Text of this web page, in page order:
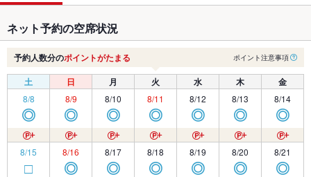
ネット予約の空席状況
予約人数分のポイントがたまる ポイント注意事項
土 日 月 火 水 木 金
8/8
◎
8/9
◎
8/10
◎
8/11
◎
8/12
◎
8/13
◎
8/14
◎
8/15
□
8/16
◎
8/17
◎
8/18
◎
8/19
◎
8/20
◎
8/21
◎